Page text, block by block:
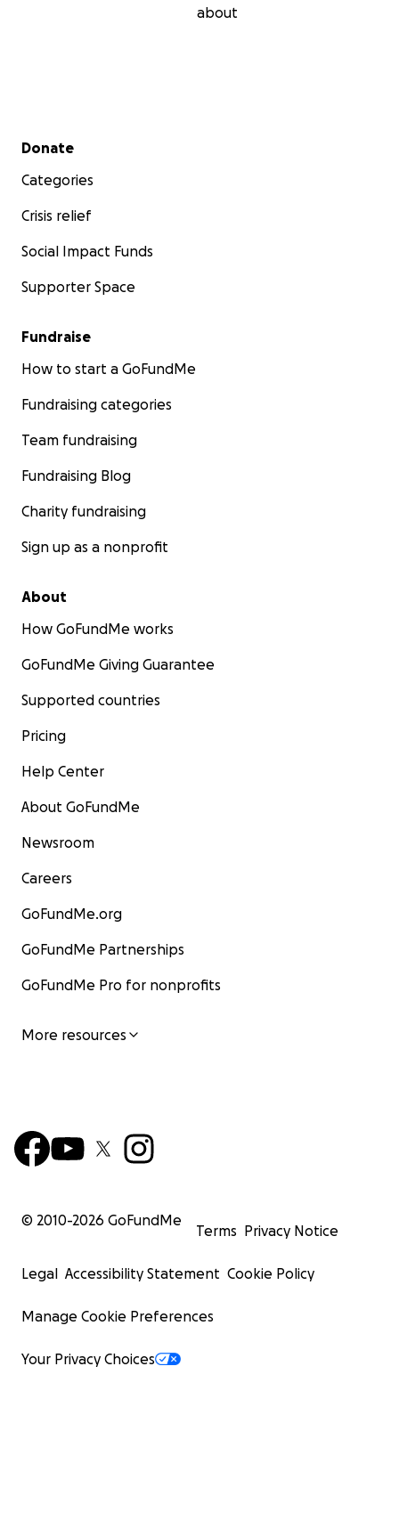
about
Secondary menu
Donate
Categories
Crisis relief
Social Impact Funds
Supporter Space
Fundraise
How to start a GoFundMe
Fundraising categories
Team fundraising
Fundraising Blog
Charity fundraising
Sign up as a nonprofit
About
How GoFundMe works
GoFundMe Giving Guarantee
Supported countries
Pricing
Help Center
About GoFundMe
Newsroom
Careers
GoFundMe.org
GoFundMe Partnerships
GoFundMe Pro for nonprofits
More resources
© 2010-2026 GoFundMe
Terms Privacy Notice
Legal Accessibility Statement Cookie Policy
Manage Cookie Preferences
Your Privacy Choices